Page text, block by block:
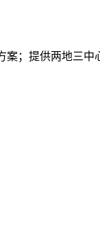
；提供两地三